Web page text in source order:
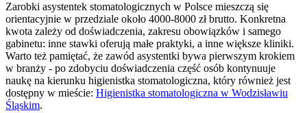
Zarobki asystentek stomatologicznych w Polsce mieszczą się
orientacyjnie w przedziale około 4000-8000 zł brutto. Konkretna
kwota zależy od doświadczenia, zakresu obowiązków i samego
gabinetu: inne stawki oferują małe praktyki, a inne większe kliniki.
Warto też pamiętać, że zawód asystentki bywa pierwszym krokiem
w branży - po zdobyciu doświadczenia część osób kontynuuje
naukę na kierunku higienistka stomatologiczna, który również jest
dostępny w mieście: Higienistka stomatologiczna w Wodzisławiu
Śląskim.